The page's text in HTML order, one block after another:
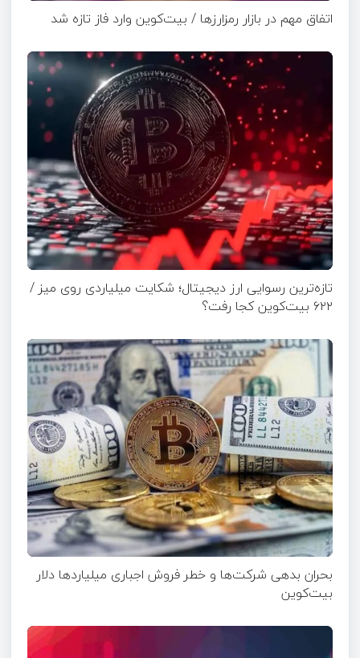
اتفاق مهم در بازار رمزارزها / بیت‌کوین وارد فاز تازه شد
تازه‌ترین رسوایی ارز دیجیتال؛ شکایت میلیاردی روی میز /
۶۲۲ بیت‌کوین کجا رفت؟
بحران بدهی شرکت‌ها و خطر فروش اجباری میلیاردها دلار
بیت‌کوین